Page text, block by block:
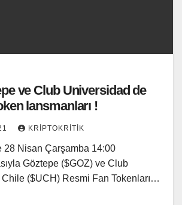
ve Club Universidad de
lansmanları !
KRIPTOKRITIK
28 Nisan Çarşamba 14:00
Göztepe ($GOZ) ve Club
($UCH) Resmi Fan Tokenları…